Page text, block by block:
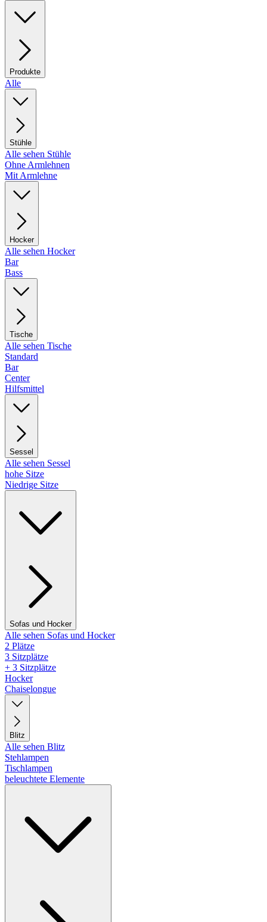
Produkte
Alle
Stühle
Alle sehen Stühle
Ohne Armlehnen
Mit Armlehne
Hocker
Alle sehen Hocker
Bar
Bass
Tische
Alle sehen Tische
Standard
Bar
Center
Hilfsmittel
Sessel
Alle sehen Sessel
hohe Sitze
Niedrige Sitze
Sofas und Hocker
Alle sehen Sofas und Hocker
2 Plätze
3 Sitzplätze
+ 3 Sitzplätze
Hocker
Chaiselongue
Blitz
Alle sehen Blitz
Stehlampen
Tischlampen
beleuchtete Elemente